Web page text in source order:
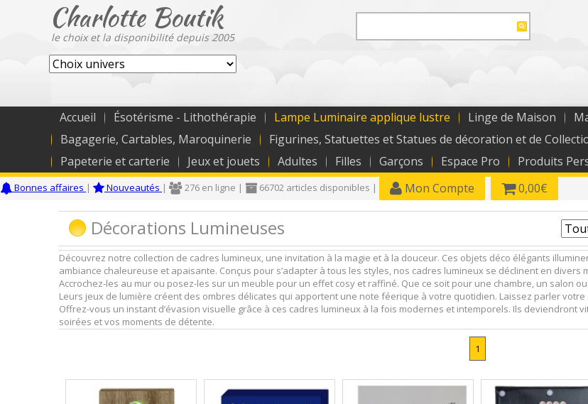
Charlotte Boutik
le choix et la disponibilité depuis 2005
Accueil Ésotérisme - Lithothérapie Lampe Luminaire applique lustre Linge de Maison
Bagagerie, Cartables, Maroquinerie
Figurines, Statuettes et Statues de décoration et de
Papeterie et carterie
Jeux et jouets Adultes Filles Garçons Espace Pro Produits
Bonnes affaires | Nouveautés | 276 en ligne | 66702 articles disponibles | Mon Compte 0,00€
Décorations Lumineuses
Découvrez notre collection de cadres lumineux, une invitation à la magie et à la douceur. Ces objets déco élégants
ambiance chaleureuse et apaisante. Conçus pour s’adapter à tous les styles, nos cadres lumineux se déclinent en
Accrochez-les au mur ou posez-les sur un meuble pour un effet cosy et raffiné. Que ce soit pour une chambre, un salon
Leurs jeux de lumière créent des ombres délicates qui apportent une note féerique à votre quotidien. Laissez parler
Offrez-vous un instant d’évasion visuelle grâce à ces cadres lumineux à la fois modernes et intemporels. Ils
soirées et vos moments de détente.
1